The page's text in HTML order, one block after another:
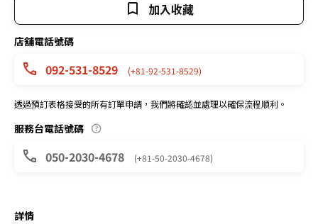
加入收藏
店舖電話號碼
092-531-8529 (+81-92-531-8529)
透過預訂表格接受的所有訂單申請，我們將確認並處理以確保流程順利。
服務台電話號碼
050-2030-4678 (+81-50-2030-4678)
詳情